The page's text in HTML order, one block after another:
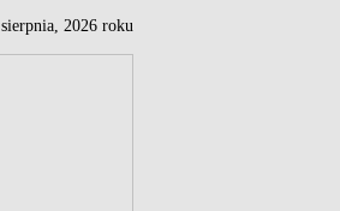
sierpnia, 2026 roku